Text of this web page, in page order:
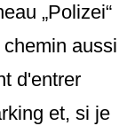
„Polizei“
aussi
d'entrer
et, si je